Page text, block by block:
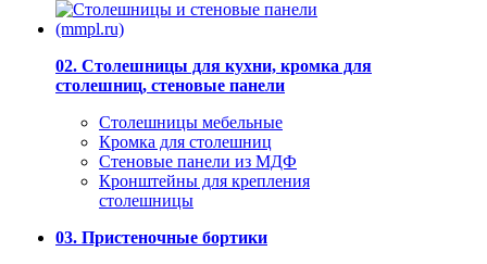
02. Столешницы для кухни, кромка для
столешниц, стеновые панели
Столешницы мебельные
Кромка для столешниц
Стеновые панели из МДФ
Кронштейны для крепления
столешницы
03. Пристеночные бортики